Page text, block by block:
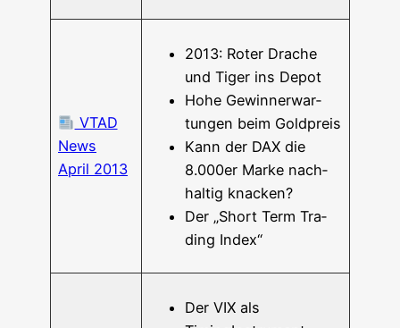
VTAD
News
April 2013
2013: Roter Dra­che
und Tiger ins Depot
Hohe Gewinn­erwar­
tun­gen beim Goldpreis
Kann der DAX die
8.000er Mar­ke nach­
hal­tig knacken?
Der „Short Term Tra­
ding Index“
Der VIX als